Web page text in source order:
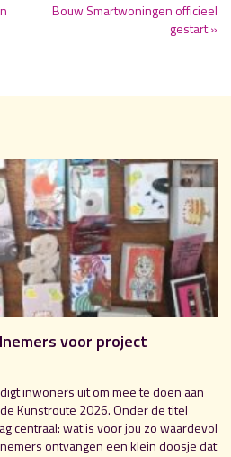
Bouw Smartwoningen officieel
gestart »
voor project
inwoners uit om mee te doen aan
Kunstroute 2026. Onder de titel
centraal: wat is voor jou zo waardevol
ontvangen een klein doosje dat